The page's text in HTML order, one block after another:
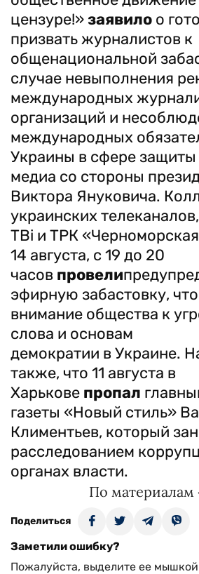
цензуре!» заявило о
призвать журналистов к
общенациональной
случае невыполнения
международных
организаций и
международных
Украины в сфере
медиа со стороны
Виктора Януковича.
украинских
ТBi и ТРК
14 августа, с 19 до 20
часов провели
эфирную забастовку,
внимание общества к
слова и основам
демократии в Украине.
также, что 11 августа в
Харькове пропал
газеты «Новый стиль»
Климентьев, который
расследованием
органах власти.
По материалам
Поделиться
Заметили ошибку?
Пожалуйста, выделите ее